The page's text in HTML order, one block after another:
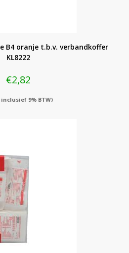
B4 oranje t.b.v. verbandkoffer
KL8222
€2,82
inclusief 9% BTW)